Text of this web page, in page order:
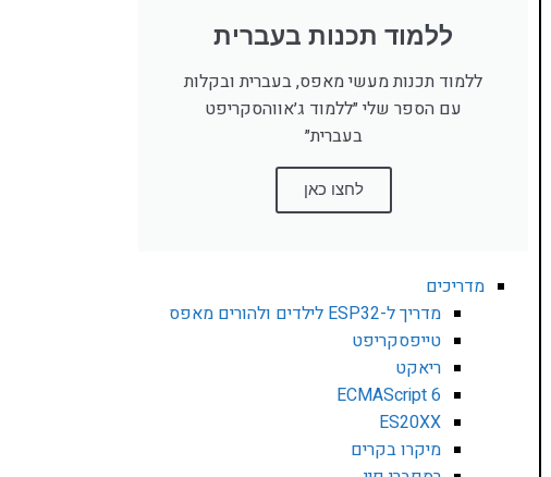
ללמוד תכנות בעברית
ללמוד תכנות מעשי מאפס, בעברית ובקלות
עם הספר שלי ״ללמוד ג׳אווהסקריפט
בעברית״
לחצו כאן
מדריכים
מדריך ל-ESP32 לילדים ולהורים מאפס
טייפסקריפט
ריאקט
ECMAScript 6
ES20XX
מיקרו בקרים